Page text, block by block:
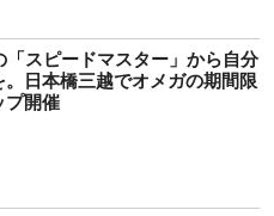
「スピードマスター」から自分
。日本橋三越でオメガの期間限
プ開催